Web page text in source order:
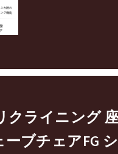
クライニング
ーブチェアFG